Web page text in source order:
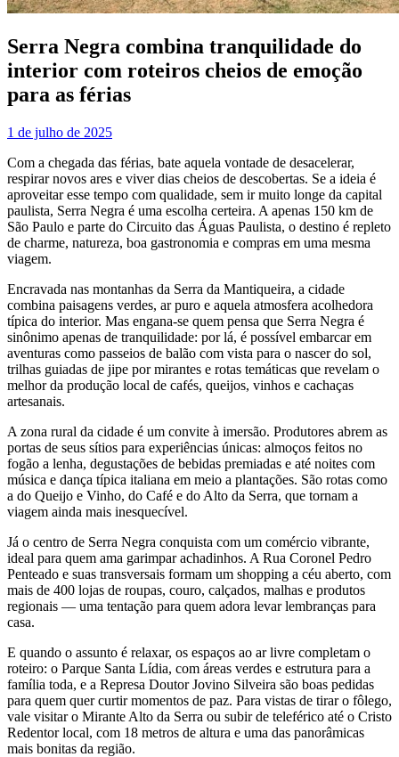
Serra Negra combina tranquilidade do
interior com roteiros cheios de emoção
para as férias
1 de julho de 2025
Com a chegada das férias, bate aquela vontade de desacelerar,
respirar novos ares e viver dias cheios de descobertas. Se a ideia é
aproveitar esse tempo com qualidade, sem ir muito longe da capital
paulista, Serra Negra é uma escolha certeira. A apenas 150 km de
São Paulo e parte do Circuito das Águas Paulista, o destino é repleto
de charme, natureza, boa gastronomia e compras em uma mesma
viagem.
Encravada nas montanhas da Serra da Mantiqueira, a cidade
combina paisagens verdes, ar puro e aquela atmosfera acolhedora
típica do interior. Mas engana-se quem pensa que Serra Negra é
sinônimo apenas de tranquilidade: por lá, é possível embarcar em
aventuras como passeios de balão com vista para o nascer do sol,
trilhas guiadas de jipe por mirantes e rotas temáticas que revelam o
melhor da produção local de cafés, queijos, vinhos e cachaças
artesanais.
A zona rural da cidade é um convite à imersão. Produtores abrem as
portas de seus sítios para experiências únicas: almoços feitos no
fogão a lenha, degustações de bebidas premiadas e até noites com
música e dança típica italiana em meio a plantações. São rotas como
a do Queijo e Vinho, do Café e do Alto da Serra, que tornam a
viagem ainda mais inesquecível.
Já o centro de Serra Negra conquista com um comércio vibrante,
ideal para quem ama garimpar achadinhos. A Rua Coronel Pedro
Penteado e suas transversais formam um shopping a céu aberto, com
mais de 400 lojas de roupas, couro, calçados, malhas e produtos
regionais — uma tentação para quem adora levar lembranças para
casa.
E quando o assunto é relaxar, os espaços ao ar livre completam o
roteiro: o Parque Santa Lídia, com áreas verdes e estrutura para a
família toda, e a Represa Doutor Jovino Silveira são boas pedidas
para quem quer curtir momentos de paz. Para vistas de tirar o fôlego,
vale visitar o Mirante Alto da Serra ou subir de teleférico até o Cristo
Redentor local, com 18 metros de altura e uma das panorâmicas
mais bonitas da região.